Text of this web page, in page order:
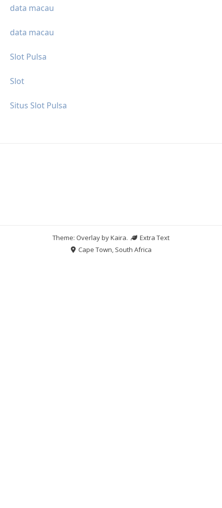
data macau
data macau
Slot Pulsa
Slot
Situs Slot Pulsa
Theme: Overlay byKaira.
Extra Text
Cape Town, South Africa